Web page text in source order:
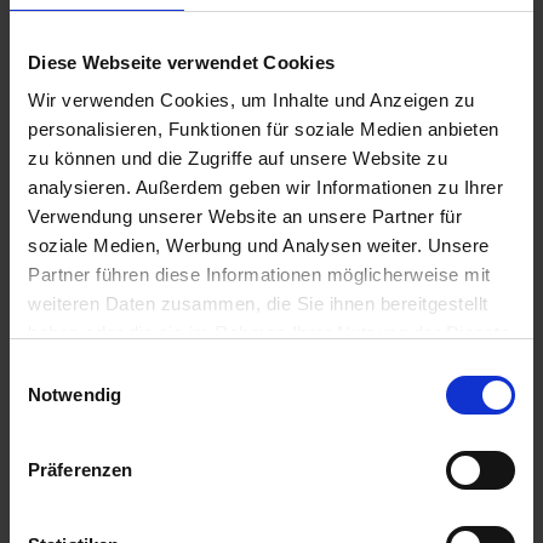
Diese Webseite verwendet Cookies
Wir verwenden Cookies, um Inhalte und Anzeigen zu
personalisieren, Funktionen für soziale Medien anbieten
zu können und die Zugriffe auf unsere Website zu
analysieren. Außerdem geben wir Informationen zu Ihrer
Verwendung unserer Website an unsere Partner für
soziale Medien, Werbung und Analysen weiter. Unsere
Partner führen diese Informationen möglicherweise mit
weiteren Daten zusammen, die Sie ihnen bereitgestellt
Notwendig
Präferenzen
Amazone Schlauch, 1
18,34 € / St
WARENKORB
Amazone
7206300
136,55 € / St
WARENKORB
Anmelden für Ihren persönlichen Preis
20,12 €
23,94 €
inkl. 19% MwSt.